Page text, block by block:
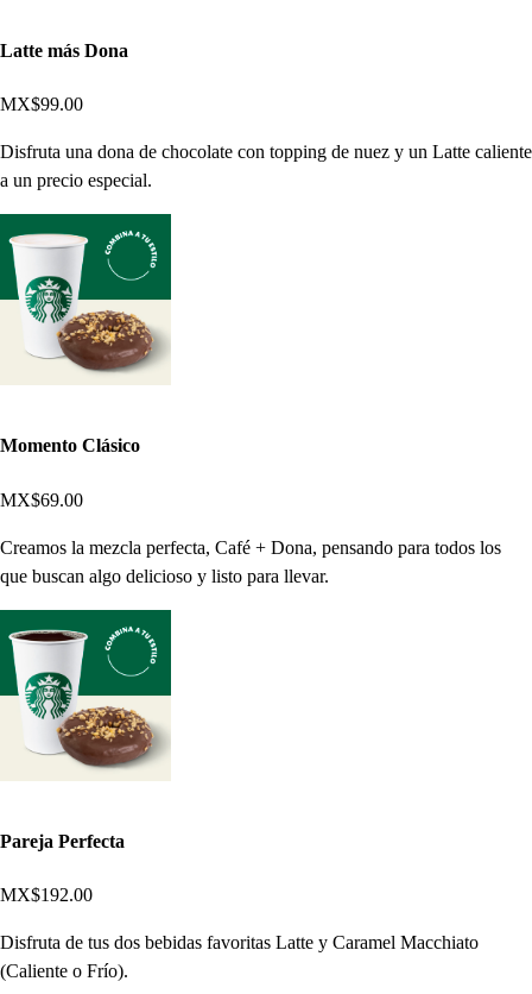
Latte más Dona
MX$99.00
Disfruta una dona de chocolate con topping de nuez y un Latte caliente
a un precio especial.
Momento Clásico
MX$69.00
Creamos la mezcla perfecta, Café + Dona, pensando para todos los
que buscan algo delicioso y listo para llevar.
Pareja Perfecta
MX$192.00
Disfruta de tus dos bebidas favoritas Latte y Caramel Macchiato
(Caliente o Frío).